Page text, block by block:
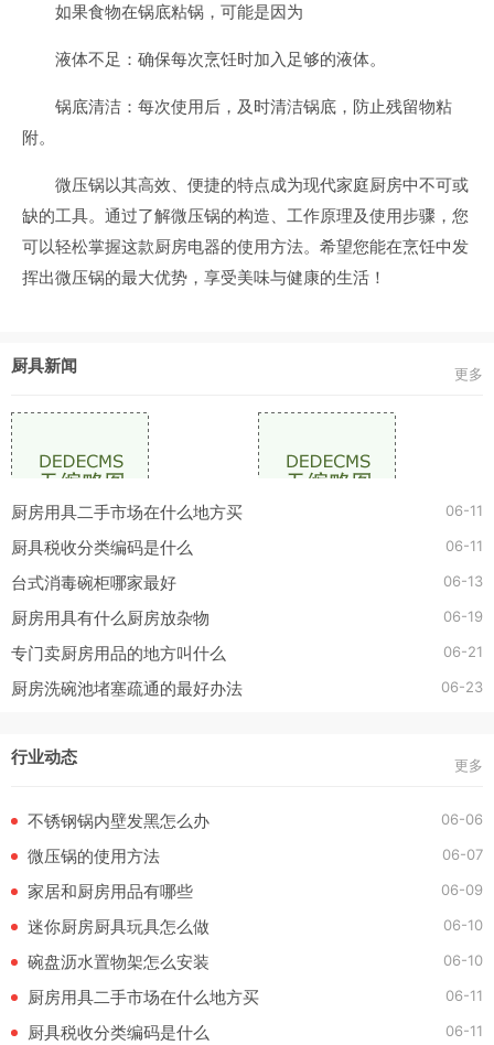
如果食物在锅底粘锅，可能是因为
液体不足：确保每次烹饪时加入足够的液体。
锅底清洁：每次使用后，及时清洁锅底，防止残留物粘
附。
微压锅以其高效、便捷的特点成为现代家庭厨房中不可或
缺的工具。通过了解微压锅的构造、工作原理及使用步骤，您
可以轻松掌握这款厨房电器的使用方法。希望您能在烹饪中发
挥出微压锅的最大优势，享受美味与健康的生活！
厨具新闻 更多
厨房用具二手市场在什么地方买 06-11
厨具税收分类编码是什么 06-11
台式消毒碗柜哪家最好 06-13
厨房用具有什么厨房放杂物 06-19
专门卖厨房用品的地方叫什么 06-21
厨房洗碗池堵塞疏通的最好办法 06-23
行业动态 更多
不锈钢锅内壁发黑怎么办 06-06
微压锅的使用方法 06-07
家居和厨房用品有哪些 06-09
迷你厨房厨具玩具怎么做 06-10
碗盘沥水置物架怎么安装 06-10
厨房用具二手市场在什么地方买 06-11
厨具税收分类编码是什么 06-11